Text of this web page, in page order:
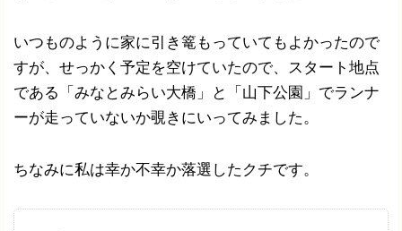
いつものように家に引き篭もっていてもよかったので
すが、せっかく予定を空けていたので、スタート地点
である「みなとみらい大橋」と「山下公園」でランナ
ーが走っていないか覗きにいってみました。
ちなみに私は幸か不幸か落選したクチです。